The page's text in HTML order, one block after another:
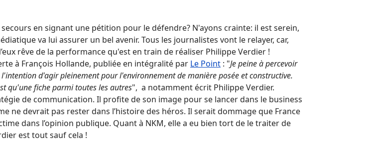
en signant une pétition pour le défendre? N'ayons crainte: il est serein,
va lui assurer un bel avenir. Tous les journalistes vont le relayer, car,
rêve de la performance qu'est en train de réaliser Philippe Verdier !
à François Hollande, publiée en intégralité par Le Point : "Je peine à percevoir
d'agir pleinement pour l'environnement de manière posée et constructive.
qu'une fiche parmi toutes les autres", a notamment écrit Philippe Verdier.
de communication. Il profite de son image pour se lancer dans le business
ne devrait pas rester dans l’histoire des héros. Il serait dommage que France
dans l’opinion publique. Quant à NKM, elle a eu bien tort de le traiter de
est tout sauf cela !